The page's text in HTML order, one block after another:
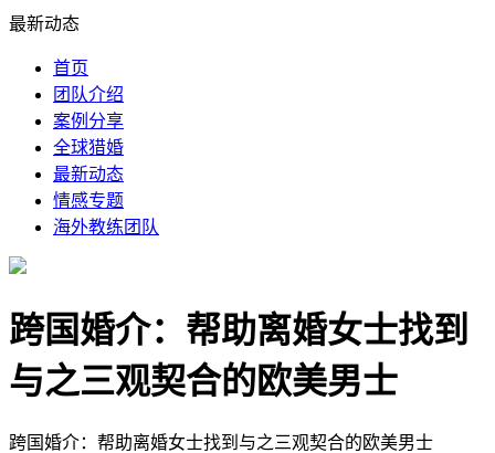
最新动态
首页
团队介绍
案例分享
全球猎婚
最新动态
情感专题
海外教练团队
跨国婚介：帮助离婚女士找到
与之三观契合的欧美男士
跨国婚介：帮助离婚女士找到与之三观契合的欧美男士